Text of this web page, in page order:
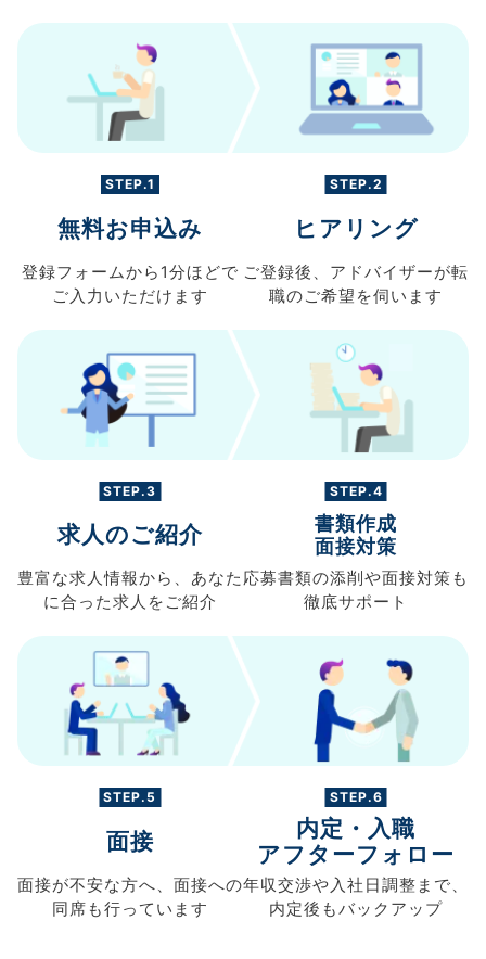
STEP.1
無料お申込み
登録フォームから 1分ほどで
ご入力 いただけます
STEP.2
ヒアリング
ご登録後、 アドバイザーが転
職のご希望を伺います
STEP.3
求人のご紹介
豊富な求人情報から、 あなた
に合った求人を ご紹介
STEP.4
書類作成
面接対策
応募書類の添削や面接対策も
徹底サポート
STEP.5
面接
面接が不安な方へ、 面接への
同席も行っています
STEP.6
内定・入職
アフターフォロー
年収交渉や入社日調整まで、
内定後もバックアップ